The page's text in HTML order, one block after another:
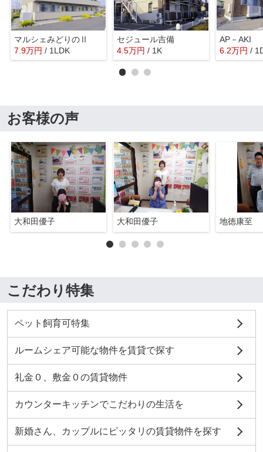
マルシェみどりのⅡ
7.9万円 / 1LDK
セジュール吉備
4.5万円 / 1K
AP－AKI
6.2万円 /
お客様の声
大和田優子 大和田優子 地徳康至
こだわり特集
ペット飼育可特集
ルームシェア可能な物件を賃貸で探す
礼金０、敷金０の賃貸物件
カウンターキッチンでこだわりの生活を
新婚さん、カップルにピッタリの賃貸物件を探す